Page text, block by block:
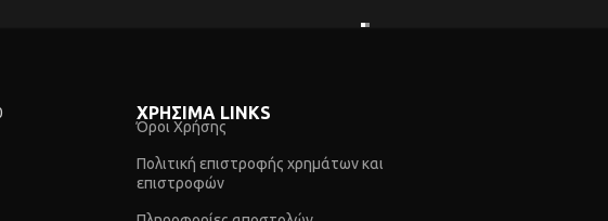
ΧΡΗΣΙΜΑ LINKS
Όροι Χρήσης
Πολιτική επιστροφής χρημάτων και
επιστροφών